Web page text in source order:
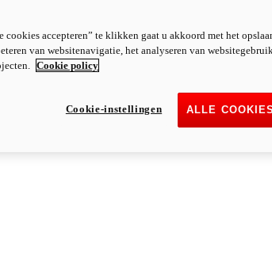
cookies accepteren” te klikken gaat u akkoord met het
van websitenavigatie, het analyseren van
Cookie policy
ALLE
Cookie-instellingen